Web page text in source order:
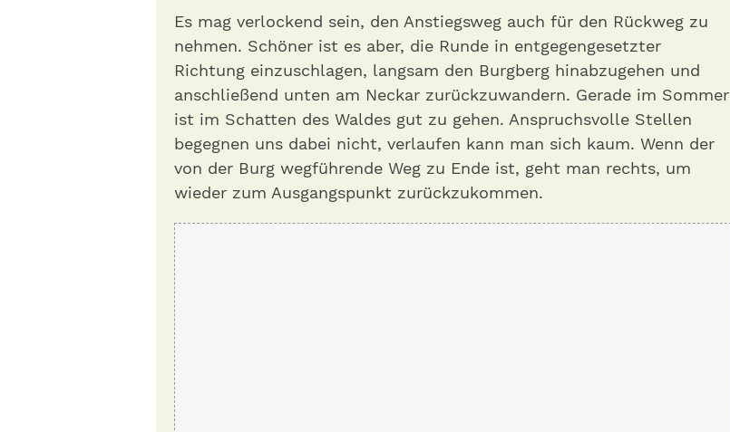
Es mag verlockend sein, den Anstiegsweg auch für den Rückweg zu
nehmen. Schöner ist es aber, die Runde in entgegengesetzter
Richtung einzuschlagen, langsam den Burgberg hinabzugehen und
anschließend unten am Neckar zurückzuwandern. Gerade im Sommer
ist im Schatten des Waldes gut zu gehen. Anspruchsvolle Stellen
begegnen uns dabei nicht, verlaufen kann man sich kaum. Wenn der
von der Burg wegführende Weg zu Ende ist, geht man rechts, um
wieder zum Ausgangspunkt zurückzukommen.